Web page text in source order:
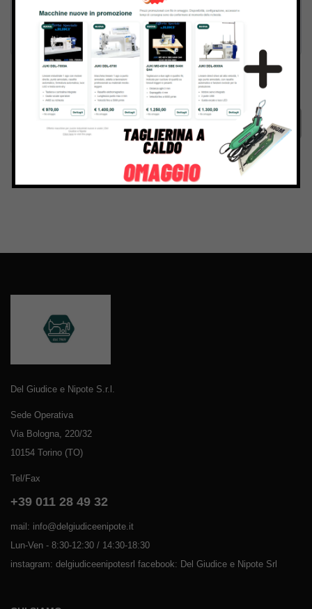
Inviando il messaggio confermo di aver letto e accettato
Termini e condizionidel sito web
Invia
Del Giudice e Nipote S.r.l.
Sede Operativa
Via Bologna, 220/32
10154 Torino (TO)
Tel/Fax
+39 011 28 49 32
mail: info@delgiudiceenipote.it
Lun-Ven - 8:30-12:30 / 14:30-18:30
instagram: delgiudiceenipotesrl facebook: Del Giudice e Nipote Srl